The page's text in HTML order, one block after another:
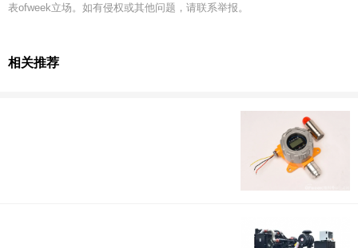
表ofweek立场。如有侵权或其他问题，请联系举报。
相关推荐